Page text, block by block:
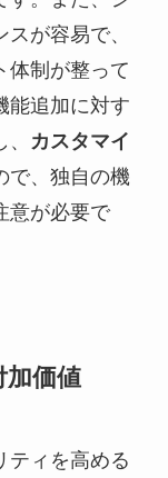
が容易で、
体制が整って
能追加に対す
カスタマイ
で、独自の機
意が必要で
価値
ティを高める